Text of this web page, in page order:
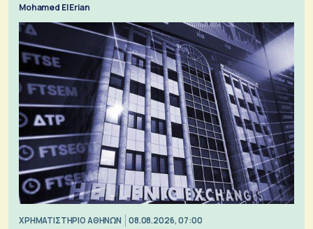
Mohamed El Erian
XΡΗΜΑΤΙΣΤΗΡΙΟ ΑΘΗΝΩΝ 08.08.2026, 07:00